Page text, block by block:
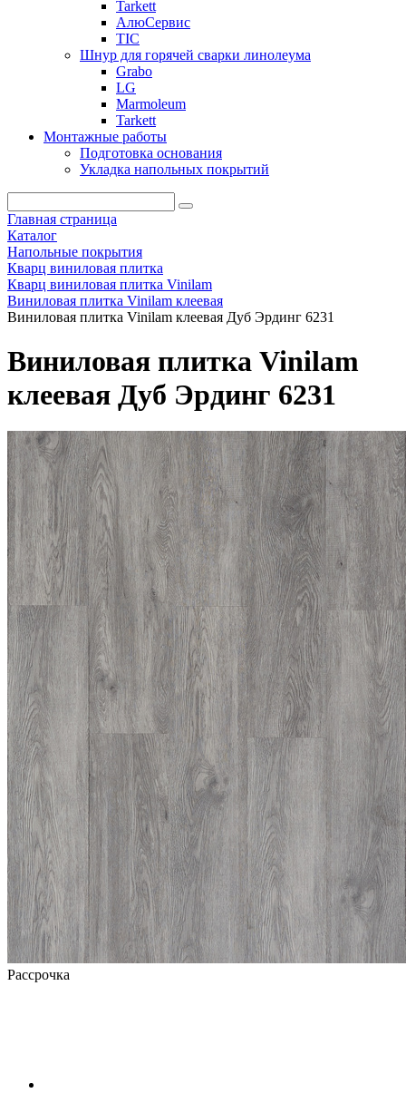
Tarkett
АлюСервис
ТІС
Шнур для горячей сварки линолеума
Grabo
LG
Marmoleum
Tarkett
Монтажные работы
Подготовка основания
Укладка напольных покрытий
Главная страница
Каталог
Напольные покрытия
Кварц виниловая плитка
Кварц виниловая плитка Vinilam
Виниловая плитка Vinilam клеевая
Виниловая плитка Vinilam клеевая Дуб Эрдинг 6231
Виниловая плитка Vinilam
клеевая Дуб Эрдинг 6231
Рассрочка